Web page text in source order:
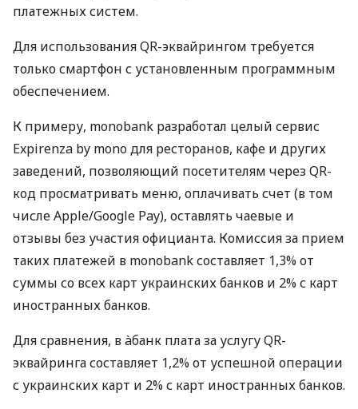
платежных систем.
Для использования QR-эквайрингом требуется
только смартфон с установленным программным
обеспечением.
К примеру, monobank разработал целый сервис
Expirenza by mono для ресторанов, кафе и других
заведений, позволяющий посетителям через QR-
код просматривать меню, оплачивать счет (в том
числе Apple/Google Pay), оставлять чаевые и
отзывы без участия официанта. Комиссия за прием
таких платежей в monobank составляет 1,3% от
суммы со всех карт украинских банков и 2% с карт
иностранных банков.
Для сравнения, в àбанк плата за услугу QR-
эквайринга составляет 1,2% от успешной операции
с украинских карт и 2% с карт иностранных банков.